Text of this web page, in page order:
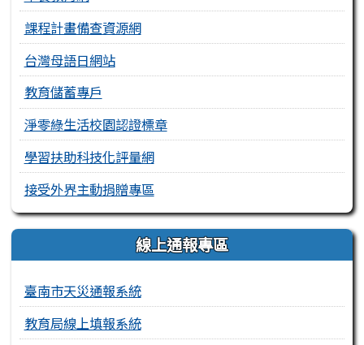
課程計畫備查資源網
台灣母語日網站
教育儲蓄專戶
淨零綠生活校園認證標章
學習扶助科技化評量網
接受外界主動捐贈專區
線上通報專區
臺南市天災通報系統
教育局線上填報系統